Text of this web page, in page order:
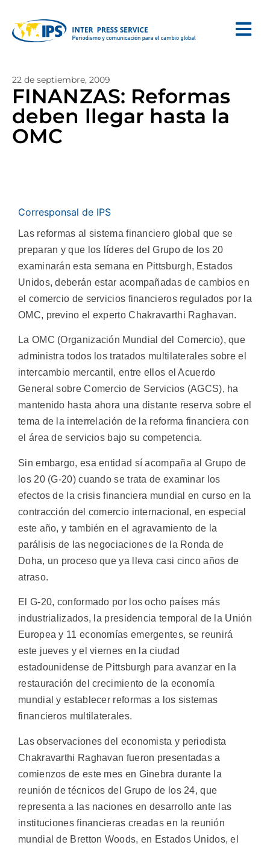
22 de septiembre, 2009
FINANZAS: Reformas
deben llegar hasta la
OMC
Corresponsal de IPS
Las reformas al sistema financiero global que se
preparan y que los líderes del Grupo de los 20
examinarán esta semana en Pittsburgh, Estados
Unidos, deberán estar acompañadas de cambios en
el comercio de servicios financieros regulados por la
OMC, previno el experto Chakravarthi Raghavan.
La OMC (Organización Mundial del Comercio), que
administra todos los tratados multilaterales sobre el
intercambio mercantil, entre ellos el Acuerdo
General sobre Comercio de Servicios (AGCS), ha
mantenido hasta ahora una distante reserva sobre el
tema de la interrelación de la reforma financiera con
el área de servicios bajo su competencia.
Sin embargo, esa entidad sí acompaña al Grupo de
los 20 (G-20) cuando se trata de examinar los
efectos de la crisis financiera mundial en curso en la
contracción del comercio internacional, en especial
este año, y también en el agravamiento de la
parálisis de las negociaciones de la Ronda de
Doha, un proceso que ya lleva casi cinco años de
atraso.
El G-20, conformado por los ocho países más
industrializados, la presidencia temporal de la Unión
Europea y 11 economías emergentes, se reunirá
este jueves y el viernes en la ciudad
estadounidense de Pittsburgh para avanzar en la
restauración del crecimiento de la economía
mundial y establecer reformas a los sistemas
financieros multilaterales.
Las observaciones del economista y periodista
Chakravarthi Raghavan fueron presentadas a
comienzos de este mes en Ginebra durante la
reunión de técnicos del Grupo de los 24, que
representa a las naciones en desarrollo ante las
instituciones financieras creadas en la reunión
mundial de Bretton Woods, en Estados Unidos, el